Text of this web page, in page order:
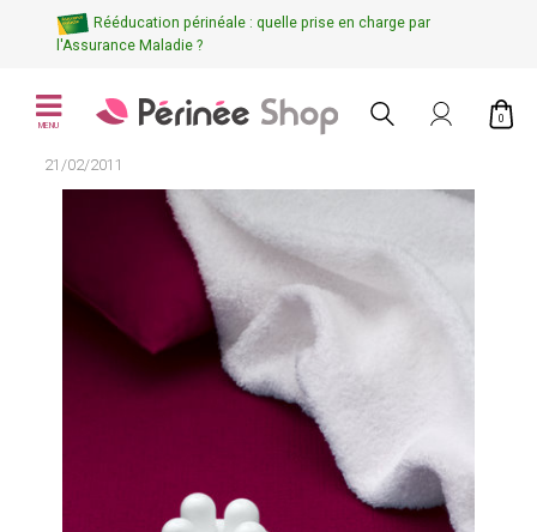
Rééducation périnéale : quelle prise en charge par
l'Assurance Maladie ?
MENU
0
21/02/2011